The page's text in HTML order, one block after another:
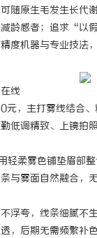
随原生毛发生长代
感者；追求“以
机器与专业技法
线
主打雾线结合、
低调精致、上镜拍
雾色铺垫眉部整
与雾面自然融合
夸，线条细腻不
，后期无需频繁补